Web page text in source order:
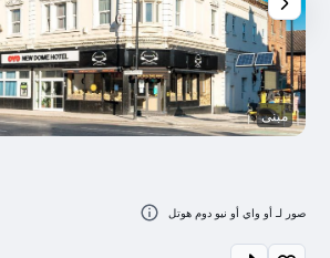
مبنى
صور لـ أو واي أو نيو دوم هوتل